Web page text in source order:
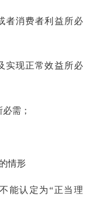
消费者利益所必
现正常效益所必
需；
情形
能认定为“正当理